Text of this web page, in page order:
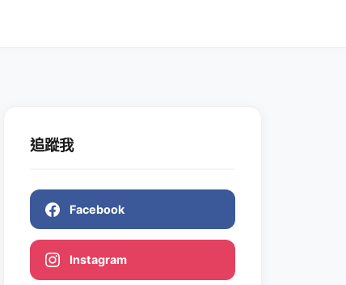
追蹤我
Facebook
Instagram